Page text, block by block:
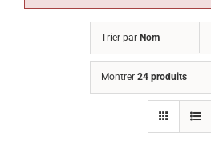
Trier par Nom
Montrer 24 produits